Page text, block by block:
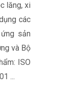
lăng, xi
các
sản
và Bộ
ISO
...